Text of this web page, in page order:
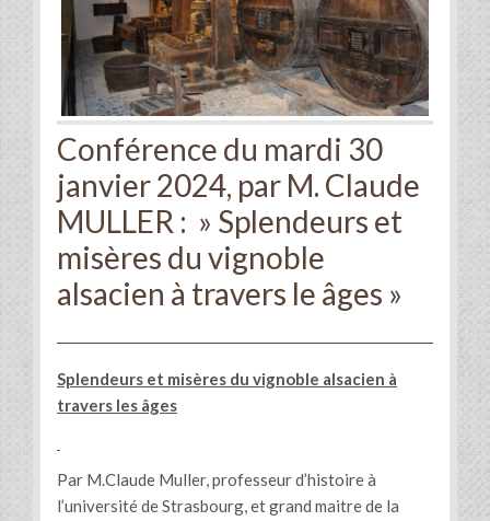
Conférence du mardi 30
janvier 2024, par M. Claude
MULLER : » Splendeurs et
misères du vignoble
alsacien à travers le âges »
Splendeurs et misères du vignoble alsacien à
travers les âges
Par M.Claude Muller, professeur d’histoire à
l’université de Strasbourg, et grand maitre de la